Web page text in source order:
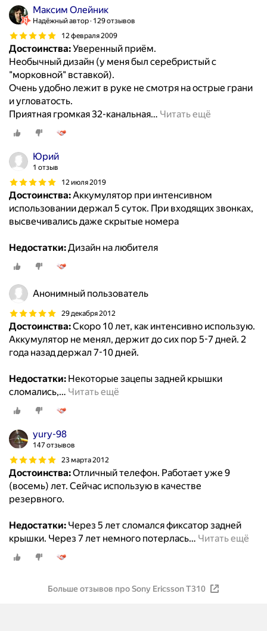
Максим Олейник
Надёжный автор 129 отзывов
12 февраля 2009
Достоинства:Уверенный приём.
Необычный дизайн (у меня был серебристый с
"морковной" вставкой).
Очень удобно лежит в руке не смотря на острые грани
и угловатость.
Приятная громкая 32-канальная… Читать ещё
Юрий
1 отзыв
12 июля 2019
Достоинства:Аккумулятор при интенсивном
использовании держал 5 суток. При входящих звонках,
высвечивались даже скрытые номера
Недостатки:Дизайн на любителя
Анонимный пользователь
29 декабря 2012
Достоинства:Скоро 10 лет, как интенсивно использую.
Аккумулятор не менял, держит до сих пор 5-7 дней. 2
года назад держал 7-10 дней.
Недостатки: Некоторые зацепы задней крышки
сломались,… Читать ещё
yury-98
147 отзывов
23 марта 2012
Достоинства:Отличный телефон. Работает уже 9
(восемь) лет. Сейчас использую в качестве
резервного.
Недостатки: Через 5 лет сломался фиксатор задней
крышки. Через 7 лет немного потерлась… Читать ещё
Больше отзывов про Sony Ericsson T310